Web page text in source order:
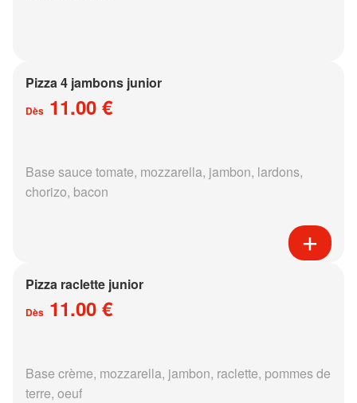
Pizza 4 jambons junior
Dès 11.00 €
Base sauce tomate, mozzarella, jambon, lardons,
chorizo, bacon
Pizza raclette junior
Dès 11.00 €
Base crème, mozzarella, jambon, raclette, pommes de
terre, oeuf